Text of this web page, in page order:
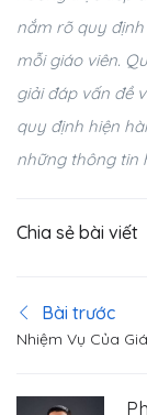
nắm rõ quy
mỗi giáo viên.
giải đáp vấn đề
quy định hiện
những thông tin
Chia sẻ bài viết
Bài trước
Nhiệm Vụ Của